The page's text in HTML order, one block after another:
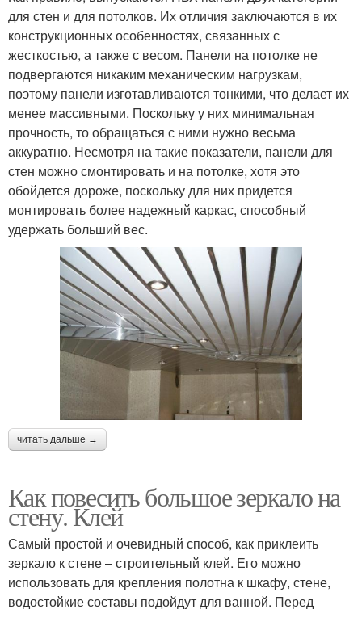
для стен и для потолков. Их отличия заключаются в их
конструкционных особенностях, связанных с
жесткостью, а также с весом. Панели на потолке не
подвергаются никаким механическим нагрузкам,
поэтому панели изготавливаются тонкими, что делает их
менее массивными. Поскольку у них минимальная
прочность, то обращаться с ними нужно весьма
аккуратно. Несмотря на такие показатели, панели для
стен можно смонтировать и на потолке, хотя это
обойдется дороже, поскольку для них придется
монтировать более надежный каркас, способный
удержать больший вес.
читать дальше →
Как повесить большое зеркало на
стену. Клей
Самый простой и очевидный способ, как приклеить
зеркало к стене – строительный клей. Его можно
использовать для крепления полотна к шкафу, стене,
водостойкие составы подойдут для ванной. Перед